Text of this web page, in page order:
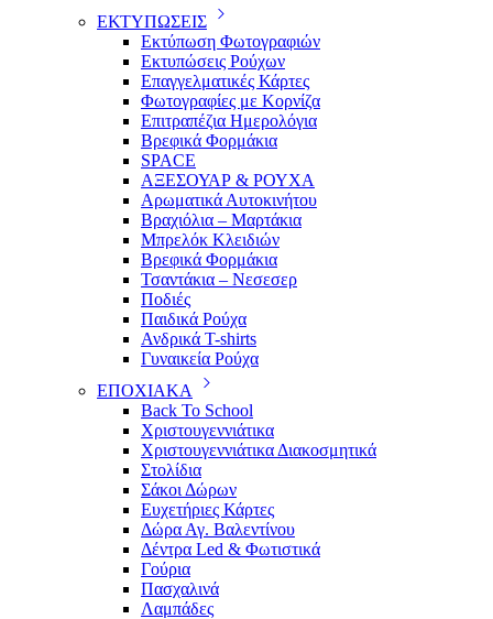
ΕΚΤΥΠΩΣΕΙΣ
Εκτύπωση Φωτογραφιών
Εκτυπώσεις Ρούχων
Επαγγελματικές Κάρτες
Φωτογραφίες με Κορνίζα
Επιτραπέζια Ημερολόγια
Βρεφικά Φορμάκια
SPACE
ΑΞΕΣΟΥΑΡ & ΡΟΥΧΑ
Αρωματικά Αυτοκινήτου
Βραχιόλια – Μαρτάκια
Μπρελόκ Κλειδιών
Βρεφικά Φορμάκια
Τσαντάκια – Νεσεσερ
Ποδιές
Παιδικά Ρούχα
Ανδρικά T-shirts
Γυναικεία Ρούχα
ΕΠΟΧΙΑΚΑ
Back To School
Χριστουγεννιάτικα
Χριστουγεννιάτικα Διακοσμητικά
Στολίδια
Σάκοι Δώρων
Ευχετήριες Κάρτες
Δώρα Αγ. Βαλεντίνου
Δέντρα Led & Φωτιστικά
Γούρια
Πασχαλινά
Λαμπάδες